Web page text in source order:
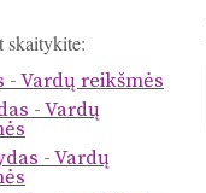
skaitykite:
- Vardų reikšmės
- Vardų
- Vardų